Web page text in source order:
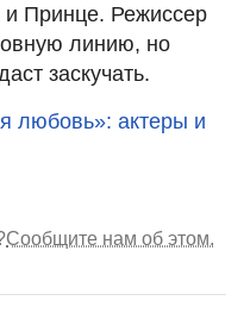
Принце. Режиссер
линию, но
заскучать.
любовь»: актеры и
Сообщите нам об этом.